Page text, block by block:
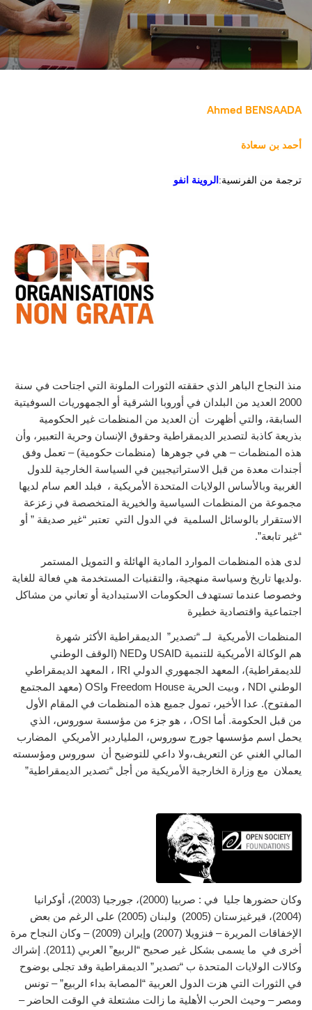
Ahmed BENSAADA
أحمد بن سعادة
ترجمة من الفرنسية: الروينة انفو
منذ النجاح الباهر الذي حققته الثورات الملونة التي اجتاحت في سنة
2000 العديد من البلدان في أوروبا الشرقية أو الجمهوريات السوفيتية
السابقة، والتي أظهرت أن العديد من المنظمات غير الحكومية
بذريعة كاذبة لتصدير الديمقراطية وحقوق الإنسان وحرية التعبير، وأن
هذه المنظمات – هي في جوهرها (منظمات حكومية) – تعمل وفق
أجندات معدة من قبل الاستراتيجيين في السياسة الخارجية للدول
الغربية وبالأساس الولايات المتحدة الأمريكية ، فبلد العم سام لديها
مجموعة من المنظمات السياسية والخيرية المتخصصة في زعزعة
الاستقرار بالوسائل السلمية في الدول التي تعتبر “غير صديقة ” أو
“غير تابعة”.
لدى هذه المنظمات الموارد المادية الهائلة و التمويل المستمر
.ولديها تاريخ وسياسة منهجية، والتقنيات المستخدمة هي فعالة للغاية
وخصوصا عندما تستهدف الحكومات الاستبدادية أو تعاني من مشاكل
اجتماعية واقتصادية خطيرة
المنظمات الأمريكية لــ “تصدير” الديمقراطية الأكثر شهرة
هم الوكالة الأمريكية للتنمية USAID وNED (الوقف الوطني
للديمقراطية)، المعهد الجمهوري الدولي IRI ، المعهد الديمقراطي
الوطني NDI ، وبيت الحرية Freedom House وOSI (معهد المجتمع
المفتوح). عدا الأخير، تمول جميع هذه المنظمات في المقام الأول
من قبل الحكومة. أما OSI، ، هو جزء من مؤسسة سوروس، الذي
يحمل اسم مؤسسها جورج سوروس، الملياردير الأمريكي المضارب
المالي الغني عن التعريف،ولا داعي للتوضيح أن سوروس ومؤسسته
يعملان مع وزارة الخارجية الأمريكية من أجل “تصدير الديمقراطية”
وكان حضورها جليا في : صربيا (2000)، جورجيا (2003)، أوكرانيا
(2004)، قيرغيزستان (2005) ولبنان (2005) على الرغم من بعض
الإخفاقات المريرة – فنزويلا (2007) وإيران (2009) – وكان النجاح مرة
أخرى في ما يسمى بشكل غير صحيح “الربيع” العربي (2011). إشراك
وكالات الولايات المتحدة ب “تصدير” الديمقراطية وقد تجلى بوضوح
في الثورات التي هزت الدول العربية “المصابة بداء الربيع” – تونس
ومصر – وحيث الحرب الأهلية ما زالت مشتعلة في الوقت الحاضر –